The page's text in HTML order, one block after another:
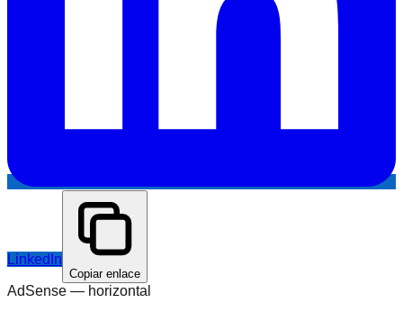
LinkedIn
Copiar enlace
AdSense — horizontal